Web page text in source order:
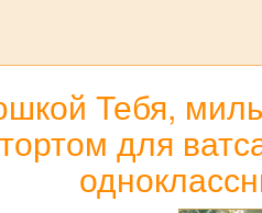
Тебя,
тортом для